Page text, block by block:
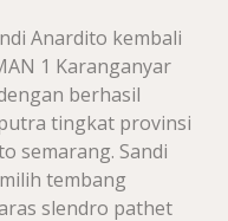
Anardito kembali
1 Karanganyar
berhasil
tingkat provinsi
semarang. Sandi
tembang
slendro pathet